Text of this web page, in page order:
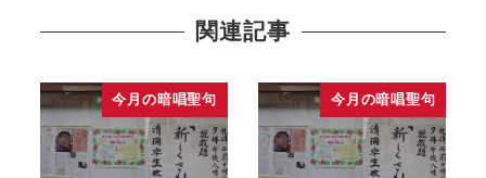
関連記事
今月の暗唱聖句 今月の暗唱聖句